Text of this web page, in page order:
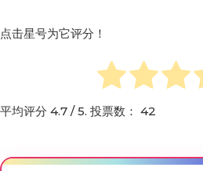
点击星号为它评分！
平均评分 4.7 / 5. 投票数： 42